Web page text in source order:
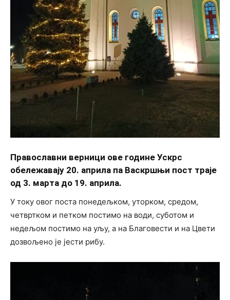
Православни верници ове године Ускрс
обележавају 20. априла па Васкршњи пост траје
од 3. марта до 19. априла.
У току овог поста понедељком, уторком, средом,
четвртком и петком постимо на води, суботом и
недељом постимо на уљу, а на Благовести и на Цвети
дозвољено је јести рибу.